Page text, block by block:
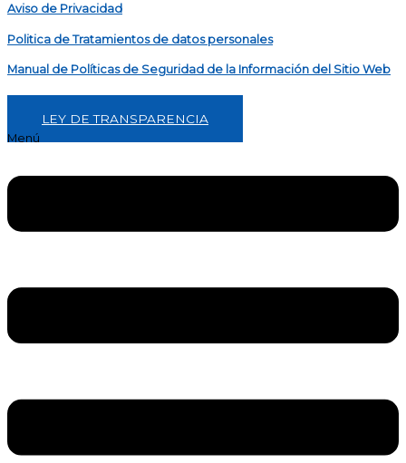
Aviso de Privacidad
Politica de Tratamientos de datos personales
Manual de Políticas de Seguridad de la Información del Sitio Web
LEY DE TRANSPARENCIA
Menú